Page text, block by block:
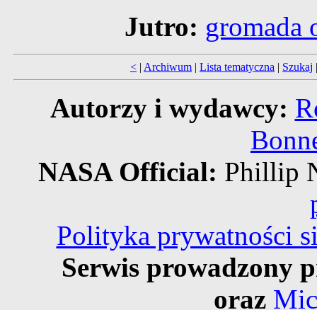
Jutro: gromada
< | Archiwum | Lista tematyczna | Szukaj
Autorzy i wydawcy:
NASA Official: Phillip
Polityka prywatności
Serwis prowadzony
oraz